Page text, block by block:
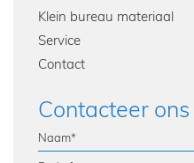
Klein bureau materiaal
Service
Contact
Contacteer ons